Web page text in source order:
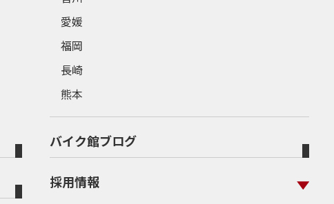
愛媛
福岡
長崎
熊本
バイク館ブログ
採用情報